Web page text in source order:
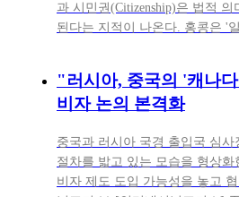
과 시민권(Citizenship)은 법적
된다는 지적이 나온다. 홍콩은 '
"러시아, 중국의 '캐나
비자 논의 본격화
중국과 러시아 국경 출입국 심
절차를 밟고 있는 모습을 형상
비자 제도 도입 가능성을 놓고